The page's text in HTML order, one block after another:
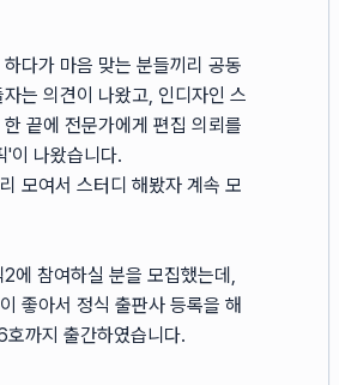
다가 마음 맞는 분들끼리 공동
는 의견이 나왔고, 인디자인 스
끝에 전문가에게 편집 의뢰를
'이 나왔습니다.
모여서 스터디 해봤자 계속 모
에 참여하실 분을 모집했는데,
좋아서 정식 출판사 등록을 해
호까지 출간하였습니다.